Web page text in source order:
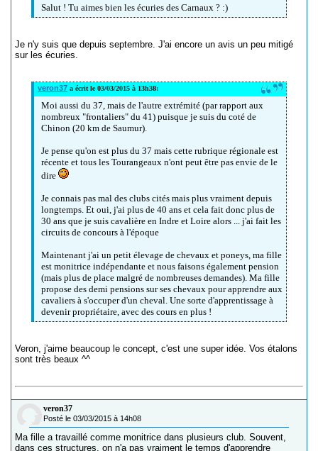
Salut ! Tu aimes bien les écuries des Carnaux ? :)
Je n'y suis que depuis septembre. J'ai encore un avis un peu mitigé
sur les écuries.
veron37 a écrit le 03/03/2015 à 13h38:
Moi aussi du 37, mais de l'autre extrémité (par rapport aux
nombreux "frontaliers" du 41) puisque je suis du coté de
Chinon (20 km de Saumur).
Je pense qu'on est plus du 37 mais cette rubrique régionale est
récente et tous les Tourangeaux n'ont peut être pas envie de le
dire
Je connais pas mal des clubs cités mais plus vraiment depuis
longtemps. Et oui, j'ai plus de 40 ans et cela fait donc plus de
30 ans que je suis cavalière en Indre et Loire alors ... j'ai fait les
circuits de concours à l'époque
Maintenant j'ai un petit élevage de chevaux et poneys, ma fille
est monitrice indépendante et nous faisons également pension
(mais plus de place malgré de nombreuses demandes). Ma fille
propose des demi pensions sur ses chevaux pour apprendre aux
cavaliers à s'occuper d'un cheval. Une sorte d'apprentissage à
devenir propriétaire, avec des cours en plus !
Veron, j'aime beaucoup le concept, c'est une super idée. Vos étalons
sont très beaux ^^
veron37
Posté le 03/03/2015 à 14h08
Ma fille a travaillé comme monitrice dans plusieurs club. Souvent,
dans ces structures, on n'a pas vraiment le temps d'apprendre